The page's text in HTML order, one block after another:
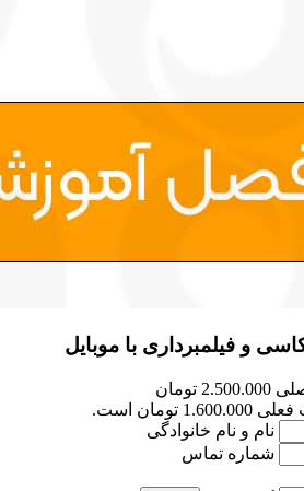
و فیلمبرداری با موبایل
قیمت اصلی 2.500.000 تومان
تومان است.
نام و نام خانوادگی
شماره تماس